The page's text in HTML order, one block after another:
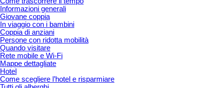
Informazioni generali
Giovane coppia
In viaggio con i bambini
Coppia di anziani
Persone con ridotta mobilità
Quando visitare
Rete mobile e Wi-Fi
Mappe dettagliate
Hotel
Come scegliere l’hotel e risparmiare